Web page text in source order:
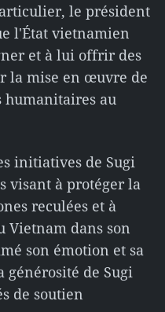
le président
l'État vietnamien
et à lui offrir des
la mise en œuvre de
humanitaires au
initiatives de Sugi
visant à protéger la
reculées et à
Vietnam dans son
son émotion et sa
de Sugi
de soutien